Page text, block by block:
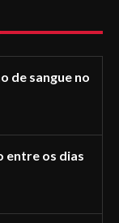
de sangue no
entre os dias